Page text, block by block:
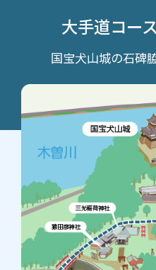
大手道コー
国宝犬山城の石碑